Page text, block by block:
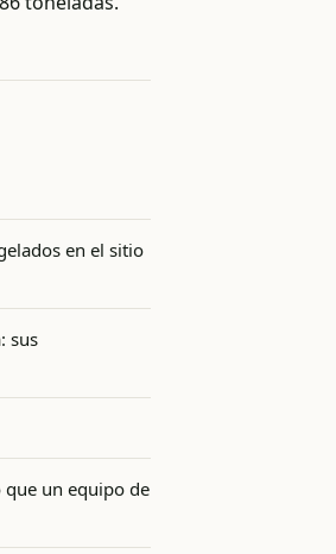
en el sitio
sus
un equipo de